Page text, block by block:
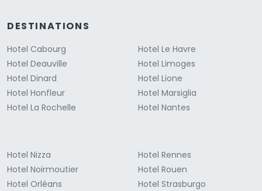
DESTINATIONS
Hotel Cabourg
Hotel Deauville
Hotel Dinard
Hotel Honfleur
Hotel La Rochelle
Hotel Le Havre
Hotel Limoges
Hotel Lione
Hotel Marsiglia
Hotel Nantes
Hotel Nizza
Hotel Noirmoutier
Hotel Orléans
Hotel Rennes
Hotel Rouen
Hotel Strasburgo